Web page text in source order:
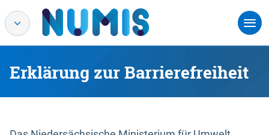
Erklärung zur Barrierefreiheit